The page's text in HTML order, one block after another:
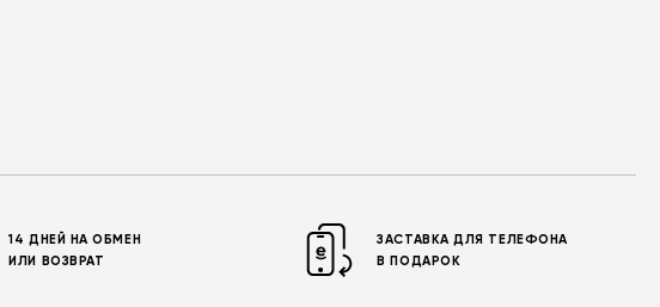
14 ДНЕЙ НА ОБМЕН
ИЛИ ВОЗВРАТ
ЗАСТАВКА ДЛЯ ТЕЛЕФОНА
В ПОДАРОК